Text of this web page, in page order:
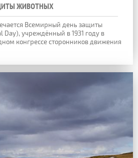
ЖИВОТНЫХ
Всемирный день защиты
учреждённый в 1931 году в
конгрессе сторонников движения